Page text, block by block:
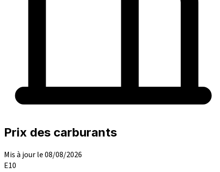
Prix des carburants
Mis à jour le 08/08/2026
E10